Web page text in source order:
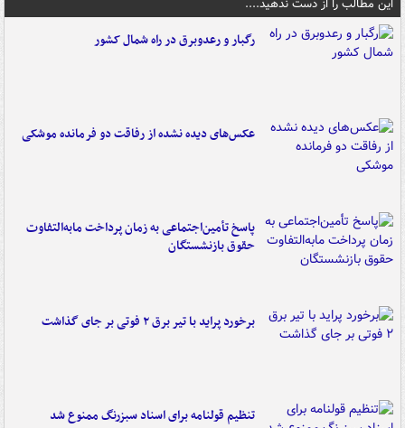
این مطالب را از دست ندهید....
رگبار و رعدوبرق در راه شمال کشور
عکس‌های دیده نشده از رفاقت دو فرمانده‌ موشکی
پاسخ تأمین‌اجتماعی به زمان پرداخت مابه‌التفاوت
حقوق بازنشستگان
برخورد پراید با تیر برق ۲ فوتی بر جای گذاشت
تنظیم قولنامه برای اسناد سبزرنگ ممنوع شد